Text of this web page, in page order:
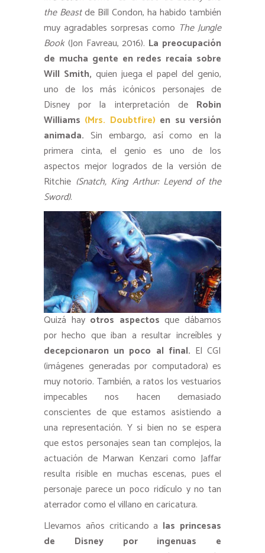
the Beastde Bill Condon, ha habido también
muy agradables sorpresas como The Jungle
Book(Jon Favreau, 2016). La preocupación
de mucha gente en redes recaía sobre
Will Smith, quien juega el papel del genio,
uno de los más icónicos personajes de
Disney por la interpretación de Robin
Williams (Mrs. Doubtfire) en su versión
animada. Sin embargo, así como en la
primera cinta, el genio es uno de los
aspectos mejor logrados de la versión de
Ritchie (Snatch, King Arthur: Leyend of the
Sword).
Quizá hay otros aspectos que dábamos
por hecho que iban a resultar increíbles y
decepcionaron un poco al final. El CGI
(imágenes generadas por computadora) es
muy notorio. También, a ratos los vestuarios
impecables nos hacen demasiado
conscientes de que estamos asistiendo a
una representación. Y si bien no se espera
que estos personajes sean tan complejos, la
actuación de Marwan Kenzari como Jaffar
resulta risible en muchas escenas, pues el
personaje parece un poco ridículo y no tan
aterrador como el villano en caricatura.
Llevamos años criticando a las princesas
de Disney por ingenuas e